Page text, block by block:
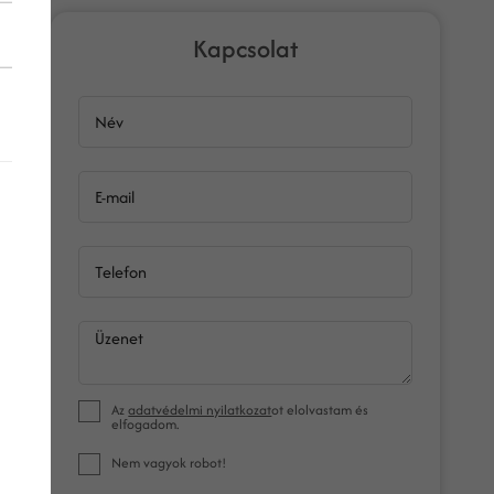
Kapcsolat
Név
E-mail
Telefon
Üzenet
Azadatvédelmi nyilatkozatot elolvastam és
elfogadom.
Nem vagyok robot!